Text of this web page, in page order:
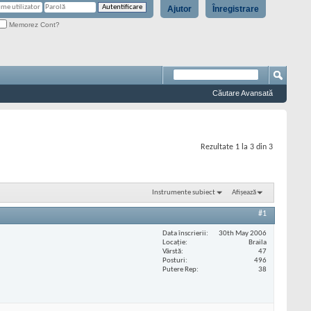
Înregistrare
Ajutor
Memorez Cont?
Căutare Avansată
Rezultate 1 la 3 din 3
Instrumente subiect Afișează
#1
Data înscrierii
30th May 2006
Locaţie
Braila
Vârstă
47
Posturi
496
Putere Rep
38